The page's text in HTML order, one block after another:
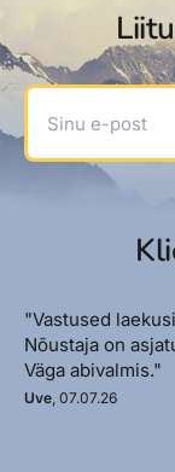
Sinu e-post
"Vastused
Nõustaja on
Väga abivalmis."
Uve, 07.07.26